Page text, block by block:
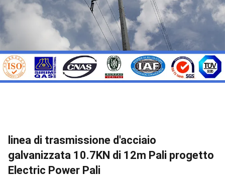
linea di trasmissione d'acciaio
galvanizzata 10.7KN di 12m Pali progetto
Electric Power Pali